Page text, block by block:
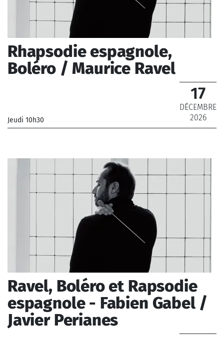
Rhapsodie espagnole,
Boléro / Maurice Ravel
Jeudi 10h30
17
DÉCEMBRE
2026
Ravel, Boléro et Rapsodie
espagnole - Fabien Gabel /
Javier Perianes